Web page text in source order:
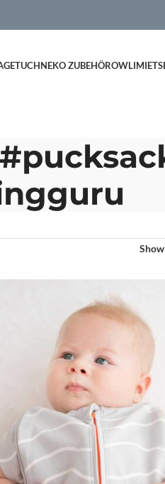
NEKO ZUBEHÖROWLI
Show